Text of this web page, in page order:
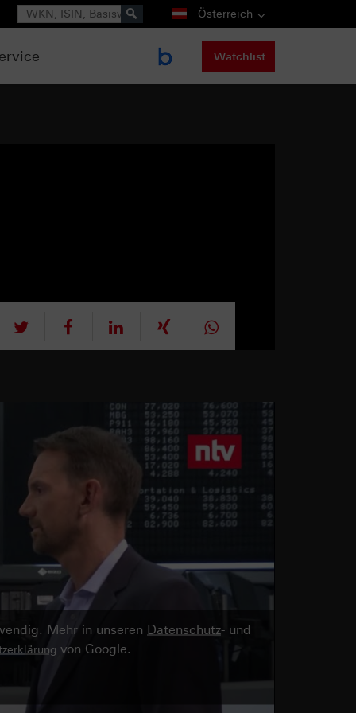
Suche Österreich
Watchlist
tweet mitteilen
Mehr in unseren Datenschutz- und
von Google.